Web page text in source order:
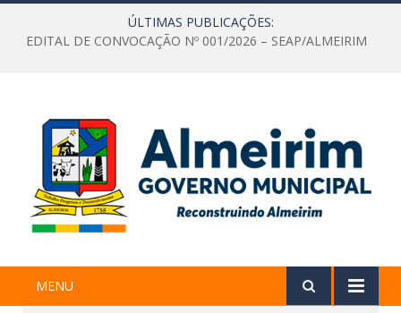
ÚLTIMAS PUBLICAÇÕES:
EDITAL DE CONVOCAÇÃO Nº 001/2026 – SEAP/ALMEIRIM
MENU